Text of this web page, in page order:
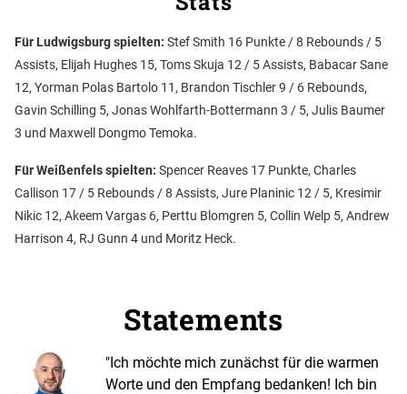
Für Ludwigsburg spielten: Stef Smith 16 Punkte / 8 Rebounds / 5
Assists, Elijah Hughes 15, Toms Skuja 12 / 5 Assists, Babacar Sane
12, Yorman Polas Bartolo 11, Brandon Tischler 9 / 6 Rebounds,
Gavin Schilling 5, Jonas Wohlfarth-Bottermann 3 / 5, Julis Baumer
3 und Maxwell Dongmo Temoka.
Für Weißenfels spielten: Spencer Reaves 17 Punkte, Charles
Callison 17 / 5 Rebounds / 8 Assists, Jure Planinic 12 / 5, Kresimir
Nikic 12, Akeem Vargas 6, Perttu Blomgren 5, Collin Welp 5, Andrew
Harrison 4, RJ Gunn 4 und Moritz Heck.
Statements
"Ich möchte mich zunächst für die warmen
Worte und den Empfang bedanken! Ich bin